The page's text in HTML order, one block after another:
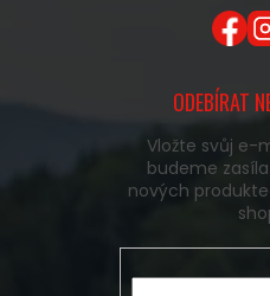
ODEBÍRAT
Vložte svůj e-
budeme
nových